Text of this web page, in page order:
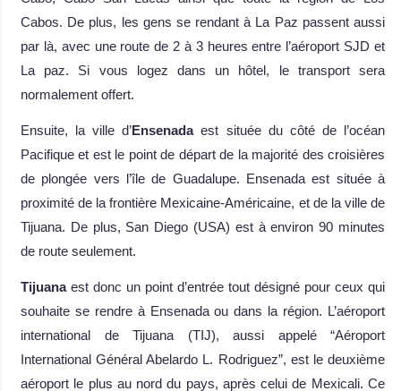
Cabos. De plus, les gens se rendant à La Paz passent aussi
par là, avec une route de 2 à 3 heures entre l’aéroport SJD et
La paz. Si vous logez dans un hôtel, le transport sera
normalement offert.
Ensuite, la ville d’Ensenadaest située du côté de l’océan
Pacifique et est le point de départ de la majorité des croisières
de plongée vers l’île de Guadalupe. Ensenada est située à
proximité de la frontière Mexicaine-Américaine, et de la ville de
Tijuana. De plus, San Diego (USA) est à environ 90 minutes
de route seulement.
Tijuana est donc un point d’entrée tout désigné pour ceux qui
souhaite se rendre à Ensenada ou dans la région. L’aéroport
international de Tijuana (TIJ), aussi appelé “Aéroport
International Général Abelardo L. Rodriguez”, est le deuxième
aéroport le plus au nord du pays, après celui de Mexicali. Ce